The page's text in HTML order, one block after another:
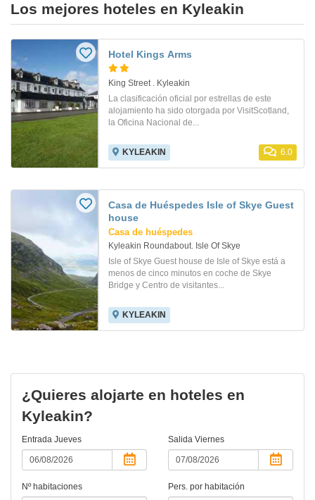
Los mejores hoteles en Kyleakin
Hotel Kings Arms
King Street . Kyleakin
La clasificación oficial por estrellas de este
alojamiento ha sido otorgada por VisitScotland,
la Oficina Nacional de...
KYLEAKIN 6.0
Casa de Huéspedes Isle of Skye Guest
house
Casa de huéspedes
Kyleakin Roundabout. Isle Of Skye
Isle of Skye Guest house de Isle of Skye está a
menos de cinco minutos en coche de Skye
Bridge y Centro de visitantes...
KYLEAKIN
¿Quieres alojarte en hoteles en
Kyleakin?
Entrada Jueves Salida Viernes
Nº habitaciones Pers. por habitación